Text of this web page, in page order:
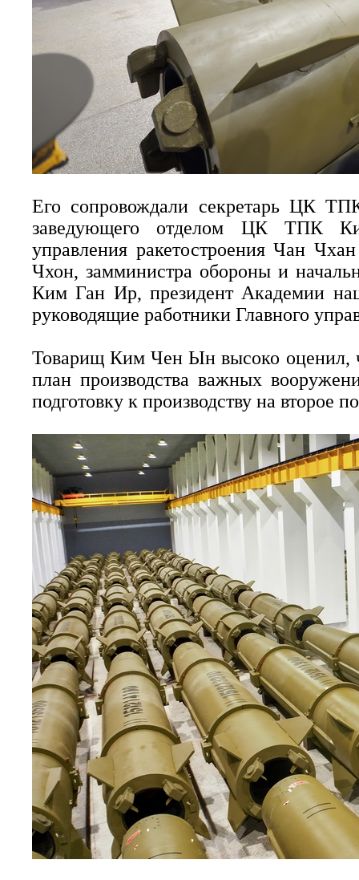
Его сопровождали секретарь ЦК
заведующего отделом ЦК ТПК
управления ракетостроения Чан
Чхон, замминистра обороны и
Ким Ган Ир, президент Академии
руководящие работники Главного
Товарищ Ким Чен Ын высоко оценил,
план производства важных
подготовку к производству на второе